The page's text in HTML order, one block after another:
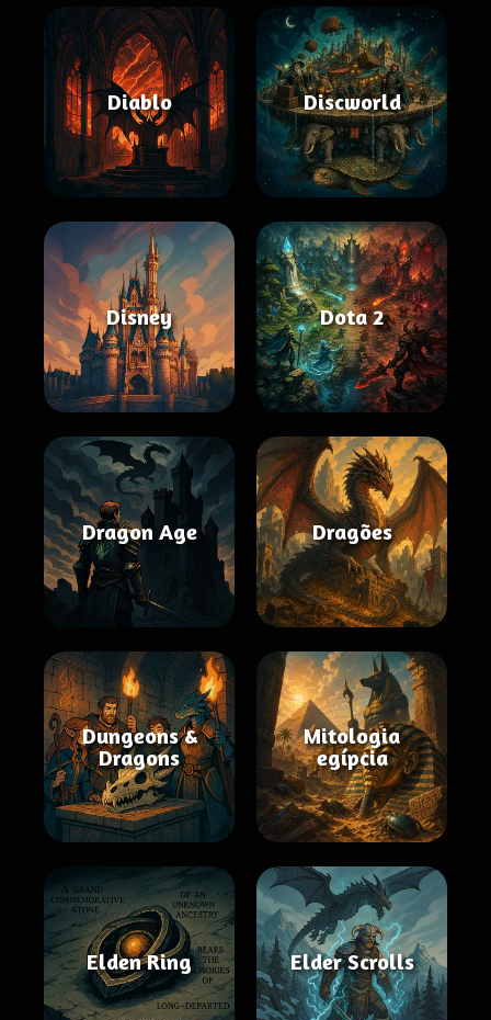
Diablo Discworld
Disney Dota 2
Dragon Age Dragões
Dungeons &
Dragons
Mitologia
egípcia
Elden Ring Elder Scrolls